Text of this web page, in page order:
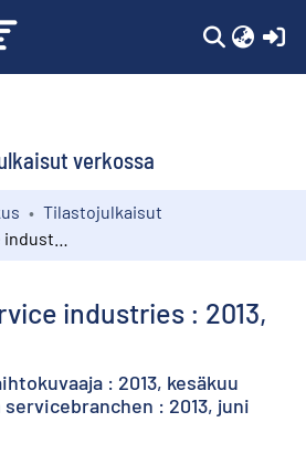
verkossa
Tilastojulkaisut
industries : 2013,
: 2013, kesäkuu
: 2013, juni